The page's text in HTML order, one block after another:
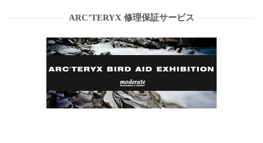
ARC’TERYX 修理保証サービス